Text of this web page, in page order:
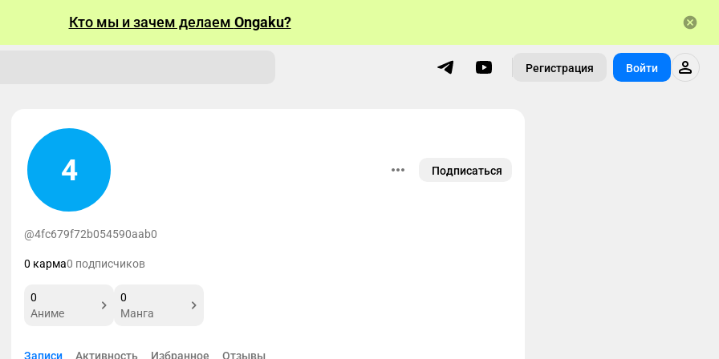
Кто мы и зачем делаем Ongaku?
Регистрация Войти
4 Подписаться
@4fc679f72b054590aab0
0 карма0 подписчиков
0
Аниме
0
Манга
Записи Активность Избранное Отзывы